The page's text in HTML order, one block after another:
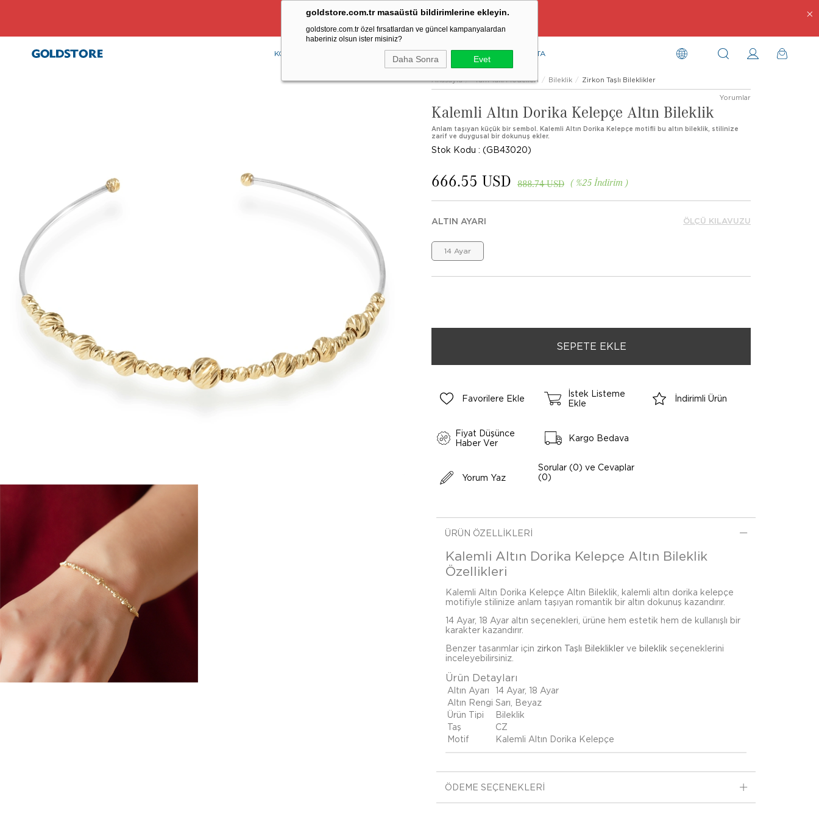
goldstore.com.tr masaüstü bildirimlerine ekleyin.
goldstore.com.tr özel fırsatlardan ve güncel kampanyalardan
haberiniz olsun ister misiniz?
Daha Sonra Evet
Ücretsiz Aynı Gün Kargo Fırsatı
KOLYE BİLEKLİK RENKLİ TAŞLAR PIRLANTA
Anasayfa Tüm Takı Modelleri Bileklik Zirkon Taşlı Bileklikler
Kalemli Altın Dorika Kelepçe Altın Bileklik
Yorumlar
Anlam taşıyan küçük bir sembol. Kalemli Altın Dorika Kelepçe motifli bu altın bileklik, stilinize
zarif ve duygusal bir dokunuş ekler.
Stok Kodu (GB43020)
%25 İndirim
888.74 USD
666.55 USD
ALTIN AYARI
14 Ayar
ÖLÇÜ KILAVUZU
Favorilere Ekle
İstek Listeme
Ekle
İndirimli Ürün
Fiyat Düşünce
Haber Ver
Kargo Bedava
Yorum Yaz
Sorular (0) ve Cevaplar
(0)
ÜRÜN ÖZELLIKLERI
Kalemli Altın Dorika Kelepçe Altın Bileklik
Özellikleri
Kalemli Altın Dorika Kelepçe Altın Bileklik, kalemli altın dorika kelepçe
motifiyle stilinize anlam taşıyan romantik bir altın dokunuş kazandırır.
14 Ayar, 18 Ayar altın seçenekleri, ürüne hem estetik hem de kullanışlı bir
karakter kazandırır.
Benzer tasarımlar için zirkon Taşlı Bileklikler ve bileklik seçeneklerini
inceleyebilirsiniz.
Ürün Detayları
Altın Ayarı
14 Ayar, 18 Ayar
Altın Rengi Sarı, Beyaz
Ürün Tipi
Bileklik
Taş
CZ
Motif
Kalemli Altın Dorika Kelepçe
ÖDEME SEÇENEKLERI